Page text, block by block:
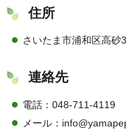
住所
さいたま市浦和区高砂
連絡先
電話：048-711-4119
メール：